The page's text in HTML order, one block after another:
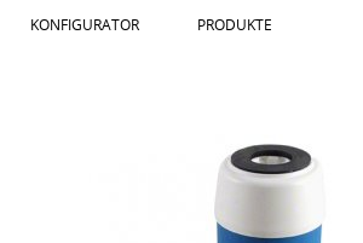
KONFIGURATOR PRODUKTE